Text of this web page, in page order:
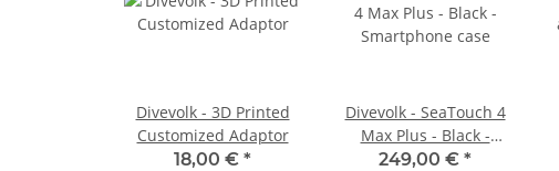
Divevolk - 3D Printed
Customized Adaptor
18,00 € *
Divevolk - SeaTouch 4
Max Plus - Black -
Smartphone case
249,00 € *